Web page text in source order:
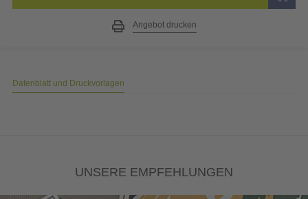
Angebot drucken
Datenblatt und Druckvorlagen
UNSERE EMPFEHLUNGEN